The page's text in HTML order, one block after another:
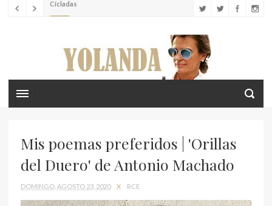
LUJO Louis Vuitton lanza el nuevo Tambour Horizon Light Up
Mis poemas preferidos | 'Orillas
del Duero' de Antonio Machado
DOMINGO, AGOSTO 23, 2020 X RCE